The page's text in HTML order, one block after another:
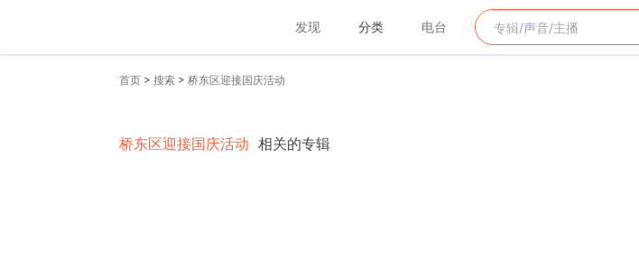
发现 分类 电台
首页 > 搜索 > 桥东区迎接国庆活动
桥东区迎接国庆活动 相关的专辑